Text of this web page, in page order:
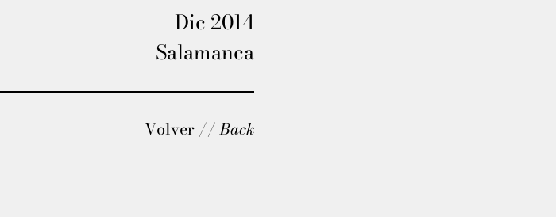
Dic 2014
Salamanca
Volver //Back